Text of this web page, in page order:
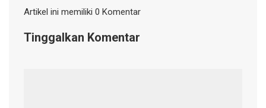
Artikel ini memiliki 0 Komentar
Tinggalkan Komentar